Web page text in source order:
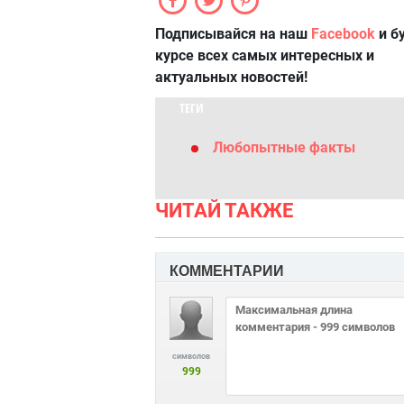
Подписывайся на наш Facebook и
курсе всех самых интересных и
актуальных новостей!
ТЕГИ
Любопытные факты
ЧИТАЙ ТАКЖЕ
КОММЕНТАРИИ
символов
999